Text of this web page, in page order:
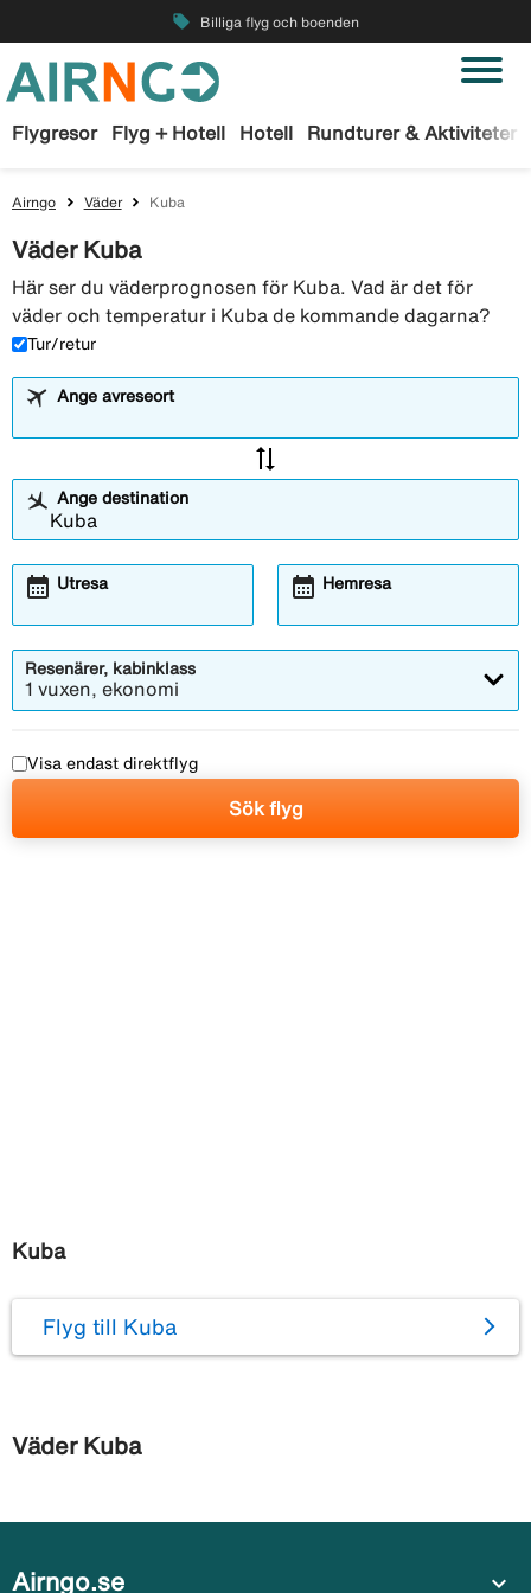
local_offer Billiga flyg och boenden
Flygresor Flyg + Hotell Hotell Rundturer & Aktiviteter
Airngo Väder Kuba
Väder Kuba
Här ser du väderprognosen för Kuba. Vad är det för
väder och temperatur i Kuba de kommande dagarna?
Tur/retur
Ange avreseort
sync_alt
Ange destination
Utresa
calendar_month Hemresa
calendar_month
Resenärer, kabinklass
1 vuxen, ekonomi
Visa endast direktflyg
Sök flyg
Kuba
Flyg till Kuba
Väder Kuba
Airngo.se expand_more